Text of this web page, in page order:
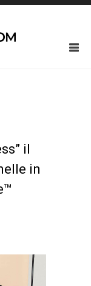
il
in